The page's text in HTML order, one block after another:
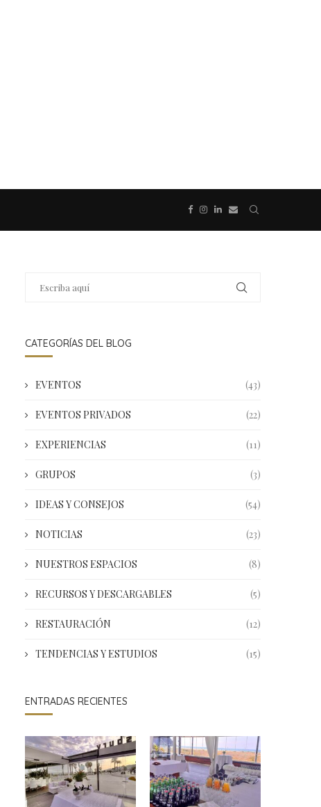
CATEGORÍAS DEL BLOG
EVENTOS (43)
EVENTOS PRIVADOS (22)
EXPERIENCIAS (11)
GRUPOS (3)
IDEAS Y CONSEJOS (54)
NOTICIAS (23)
NUESTROS ESPACIOS (8)
RECURSOS Y DESCARGABLES (5)
RESTAURACIÓN (12)
TENDENCIAS Y ESTUDIOS (15)
ENTRADAS RECIENTES